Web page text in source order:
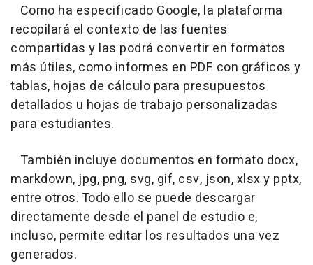
Como ha especificado Google, la plataforma
recopilará el contexto de las fuentes
compartidas y las podrá convertir en formatos
más útiles, como informes en PDF con gráficos y
tablas, hojas de cálculo para presupuestos
detallados u hojas de trabajo personalizadas
para estudiantes.
También incluye documentos en formato docx,
markdown, jpg, png, svg, gif, csv, json, xlsx y pptx,
entre otros. Todo ello se puede descargar
directamente desde el panel de estudio e,
incluso, permite editar los resultados una vez
generados.